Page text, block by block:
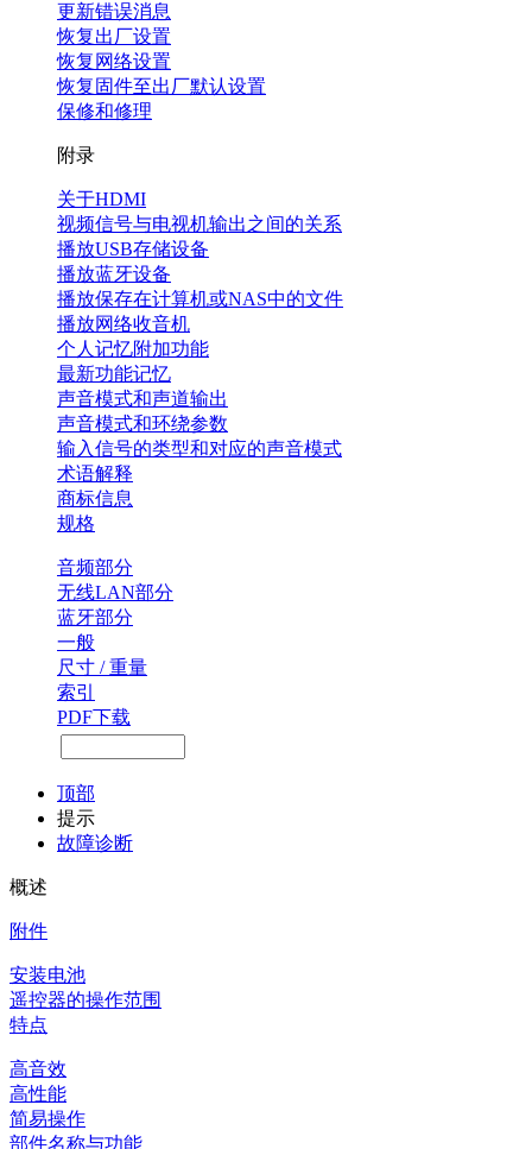
更新错误消息
恢复出厂设置
恢复网络设置
恢复固件至出厂默认设置
保修和修理
附录
关于HDMI
视频信号与电视机输出之间的关系
播放USB存储设备
播放蓝牙设备
播放保存在计算机或NAS中的文件
播放网络收音机
个人记忆附加功能
最新功能记忆
声音模式和声道输出
声音模式和环绕参数
输入信号的类型和对应的声音模式
术语解释
商标信息
规格
音频部分
无线LAN部分
蓝牙部分
一般
尺寸 / 重量
索引
PDF下载
顶部
提示
故障诊断
概述
附件
安装电池
遥控器的操作范围
特点
高音效
高性能
简易操作
部件名称与功能